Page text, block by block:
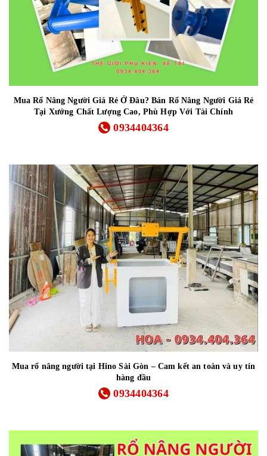
Mua Rổ Nâng Người Giá Rẻ Ở Đâu? Bán Rổ Nâng Người Giá Rẻ
Tại Xưởng Chất Lượng Cao, Phù Hợp Với Tài Chính
0934404364
Mua rổ nâng người tại Hino Sài Gòn – Cam kết an toàn và uy tín
hàng đầu
0934404364